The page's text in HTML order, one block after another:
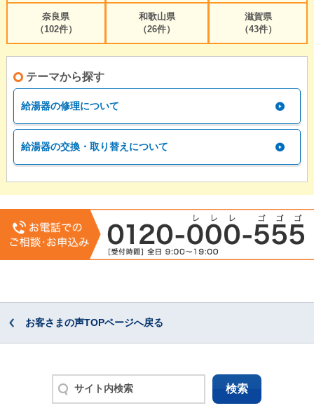
奈良県
（102件）
和歌山県
（26件）
滋賀県
（43件）
テーマから探す
給湯器の修理について
給湯器の交換・取り替えについて
お客さまの声TOPページへ戻る